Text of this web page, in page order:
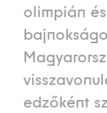
olimpián
edzőként